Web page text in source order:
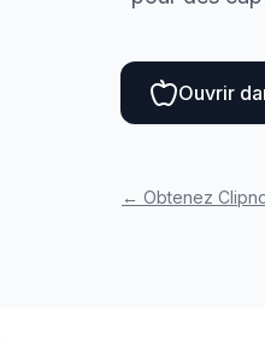
Ouvrir
← Obtenez